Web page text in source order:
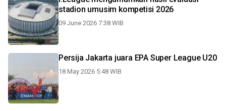
stadion umusim kompetisi 2026
09 June 2026 7:38 WIB
Persija Jakarta juara EPA Super League U20
18 May 2026 5:48 WIB